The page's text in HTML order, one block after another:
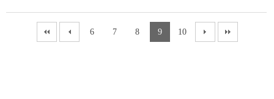
6 7 8 9 10